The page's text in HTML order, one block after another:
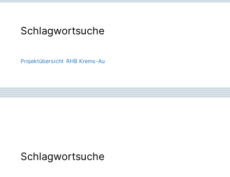
Schlagwortsuche
Projektübersicht RHB Krems-Au
Schlagwortsuche